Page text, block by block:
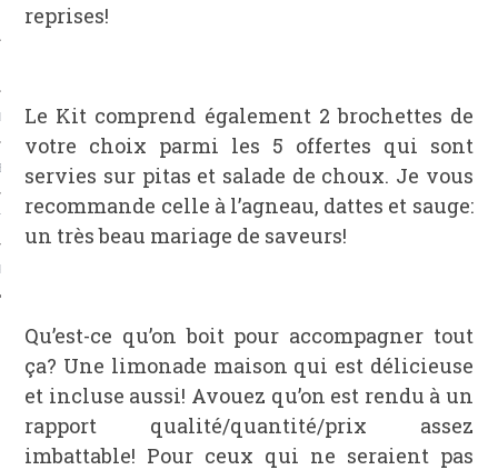
UNIS
reprises!
Le Kit comprend également 2 brochettes de
votre choix parmi les 5 offertes qui sont
servies sur pitas et salade de choux. Je vous
recommande celle à l’agneau, dattes et sauge:
un très beau mariage de saveurs!
Qu’est-ce qu’on boit pour accompagner tout
ça? Une limonade maison qui est délicieuse
et incluse aussi! Avouez qu’on est rendu à un
rapport qualité/quantité/prix assez
imbattable! Pour ceux qui ne seraient pas